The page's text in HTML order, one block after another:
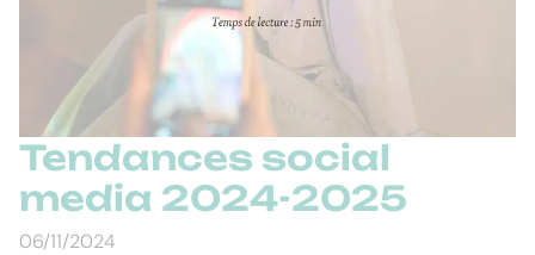
Tendances social
media 2024-2025
06/11/2024